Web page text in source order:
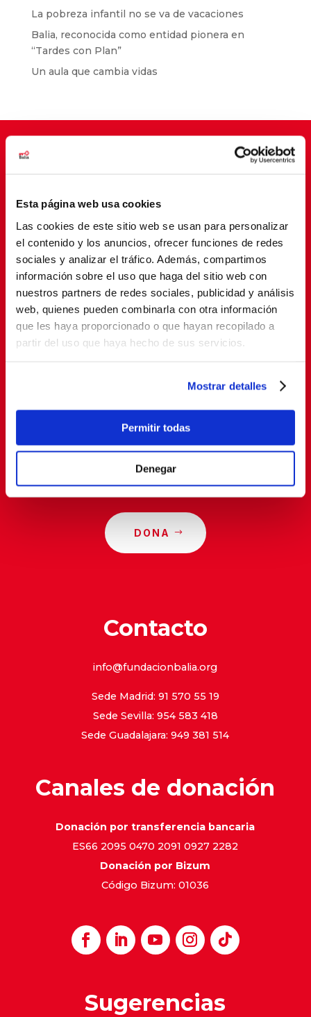
Esta página web usa cookies
Las cookies de este sitio web se usan para personalizar
el contenido y los anuncios, ofrecer funciones de redes
sociales y analizar el tráfico. Además, compartimos
información sobre el uso que haga del sitio web con
nuestros partners de redes sociales, publicidad y análisis
web, quienes pueden combinarla con otra información
que les haya proporcionado o que hayan recopilado a
partir del uso que haya hecho de sus servicios.
Mostrar detalles
Permitir todas
Denegar
La pobreza infantil no se va de vacaciones
Balia, reconocida como entidad pionera en
“Tardes con Plan”
Un aula que cambia vidas
SUSCRIBETE
DONA
Contacto
info@fundacionbalia.org
Sede Madrid: 91 570 55 19
Sede Sevilla: 954 583 418
Sede Guadalajara: 949 381 514
Canales de donación
Donación por transferencia bancaria
ES66 2095 0470 2091 0927 2282
Donación por Bizum
Código Bizum: 01036
Sugerencias